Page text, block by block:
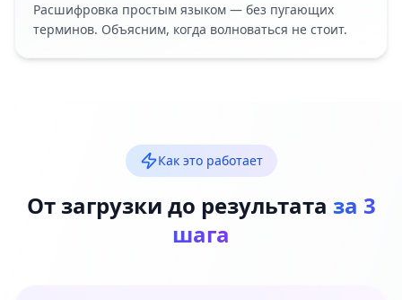
Расшифровка простым языком — без пугающих
терминов. Объясним, когда волноваться не стоит.
Как это работает
От загрузки до результата за 3
шага